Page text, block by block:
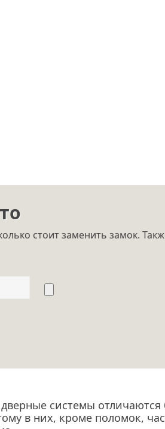
стоит заменить замок.
системы
в них, кроме поломок,